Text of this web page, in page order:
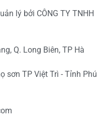
lý bởi CÔNG TY TNHH
Q. Long Biên, TP Hà
sơn TP Việt Trì - Tỉnh Phú